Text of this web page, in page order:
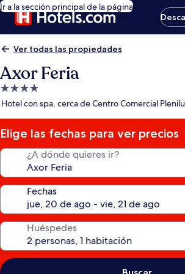
Ir a la sección principal de la página
Ver todas las propiedades
Axor Feria
Propiedad
de
estrellas
Hotel con spa, cerca de Centro Comercial
Elige las fechas para ver precios
¿A dónde quieres ir?
Fechas
Huéspedes